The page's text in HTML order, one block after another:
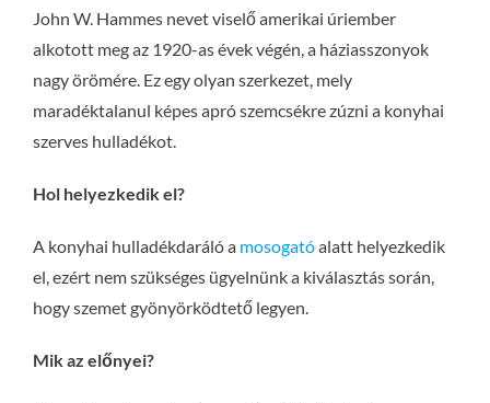
John W. Hammes nevet viselő amerikai úriember
alkotott meg az 1920-as évek végén, a háziasszonyok
nagy örömére. Ez egy olyan szerkezet, mely
maradéktalanul képes apró szemcsékre zúzni a konyhai
szerves hulladékot.
Hol helyezkedik el?
A konyhai hulladékdaráló a mosogatóalatt helyezkedik
el, ezért nem szükséges ügyelnünk a kiválasztás során,
hogy szemet gyönyörködtető legyen.
Mik az előnyei?